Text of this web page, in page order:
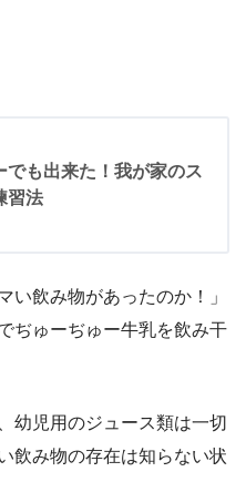
でも出来た！我が家のス
習法
い飲み物があったのか！」
ぢゅーぢゅー牛乳を飲み干
幼児用のジュース類は一切
飲み物の存在は知らない状